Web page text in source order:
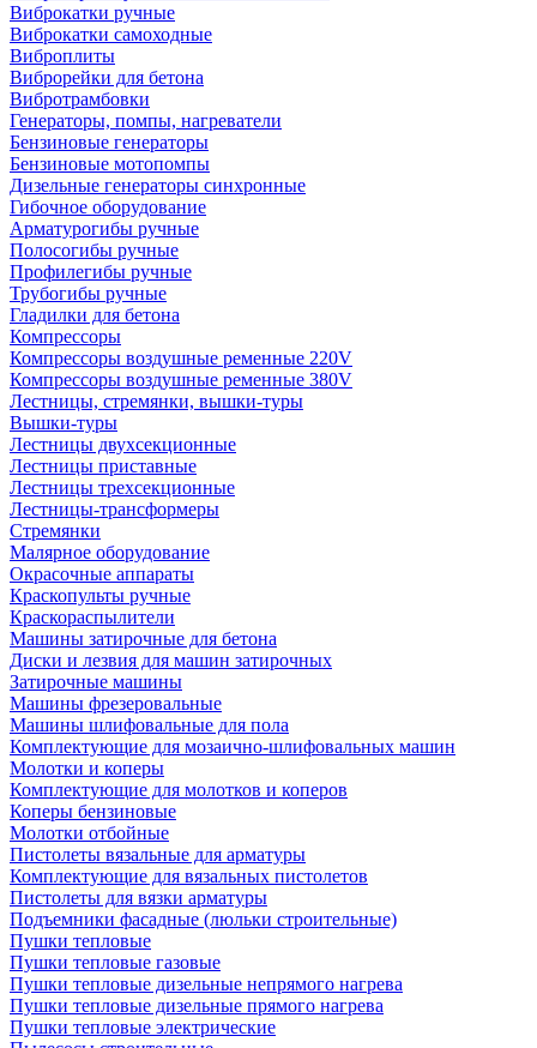
Виброкатки ручные
Виброкатки самоходные
Виброплиты
Виброрейки для бетона
Вибротрамбовки
Генераторы, помпы, нагреватели
Бензиновые генераторы
Бензиновые мотопомпы
Дизельные генераторы синхронные
Гибочное оборудование
Арматурогибы ручные
Полосогибы ручные
Профилегибы ручные
Трубогибы ручные
Гладилки для бетона
Компрессоры
Компрессоры воздушные ременные 220V
Компрессоры воздушные ременные 380V
Лестницы, стремянки, вышки-туры
Вышки-туры
Лестницы двухсекционные
Лестницы приставные
Лестницы трехсекционные
Лестницы-трансформеры
Стремянки
Малярное оборудование
Окрасочные аппараты
Краскопульты ручные
Краскораспылители
Машины затирочные для бетона
Диски и лезвия для машин затирочных
Затирочные машины
Машины фрезеровальные
Машины шлифовальные для пола
Комплектующие для мозаично-шлифовальных машин
Молотки и коперы
Комплектующие для молотков и коперов
Коперы бензиновые
Молотки отбойные
Пистолеты вязальные для арматуры
Комплектующие для вязальных пистолетов
Пистолеты для вязки арматуры
Подъемники фасадные (люльки строительные)
Пушки тепловые
Пушки тепловые газовые
Пушки тепловые дизельные непрямого нагрева
Пушки тепловые дизельные прямого нагрева
Пушки тепловые электрические